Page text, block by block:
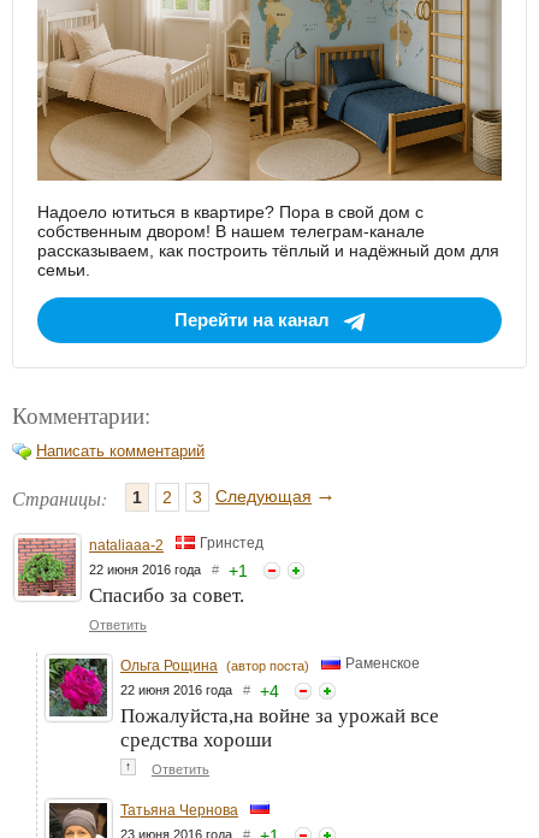
Надоело ютиться в квартире? Пора в свой дом с
собственным двором! В нашем телеграм-канале
рассказываем, как построить тёплый и надёжный дом для
семьи.
Перейти на канал
Комментарии:
Написать комментарий
Страницы: 1 2 3 Следующая →
nataliaaa-2 Гринстед
22 июня 2016 года # +1
Спасибо за совет.
Ответить
Ольга Рощина (автор поста) Раменское
22 июня 2016 года # +4
Пожалуйста,на войне за урожай все
средства хороши
↑ Ответить
Татьяна Чернова
23 июня 2016 года #